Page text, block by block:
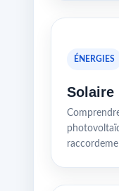
ÉNERGIES
Solaire